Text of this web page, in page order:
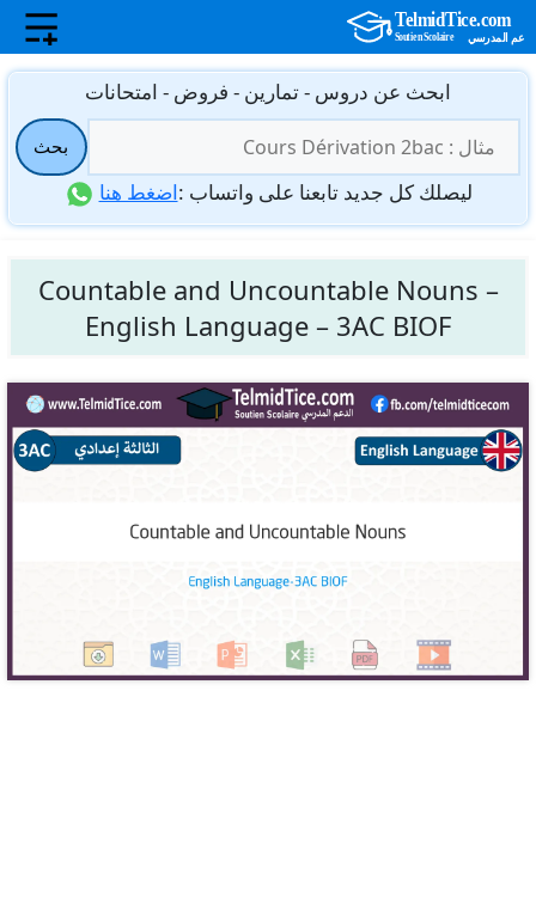
انتقل
المحتوى
ابحث عن دروس - تمارين - فروض - امتحانات
عن:
بحث
ليصلك كل جديد تابعنا على واتساب :اضغط هنا
Countable and Uncountable Nouns –
English Language – 3AC BIOF